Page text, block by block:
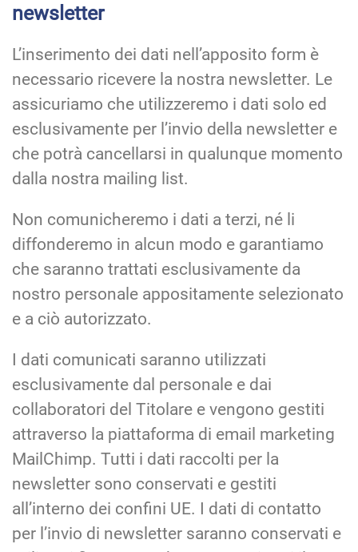
newsletter
L’inserimento dei dati nell’apposito form è
necessario ricevere la nostra newsletter. Le
assicuriamo che utilizzeremo i dati solo ed
esclusivamente per l’invio della newsletter e
che potrà cancellarsi in qualunque momento
dalla nostra mailing list.
Non comunicheremo i dati a terzi, né li
diffonderemo in alcun modo e garantiamo
che saranno trattati esclusivamente da
nostro personale appositamente selezionato
e a ciò autorizzato.
I dati comunicati saranno utilizzati
esclusivamente dal personale e dai
collaboratori del Titolare e vengono gestiti
attraverso la piattaforma di email marketing
MailChimp. Tutti i dati raccolti per la
newsletter sono conservati e gestiti
all’interno dei confini UE. I dati di contatto
per l’invio di newsletter saranno conservati e